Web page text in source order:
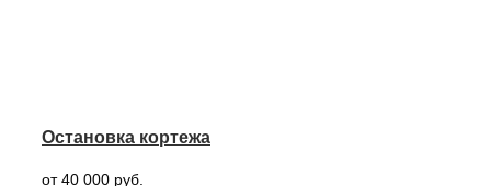
Остановка кортежа
от 40 000 руб.